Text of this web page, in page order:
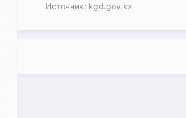
Источник: kgd.gov.kz